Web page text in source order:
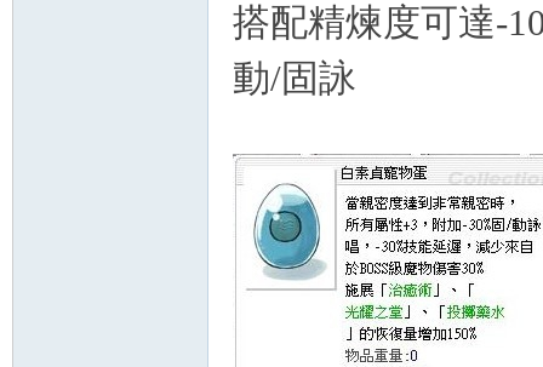
搭配精煉度可達
動/固詠